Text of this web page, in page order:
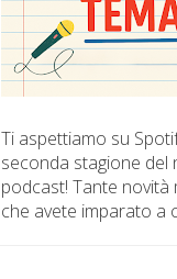
Ti aspettiamo su
seconda stagione del
podcast! Tante novità
che avete imparato a